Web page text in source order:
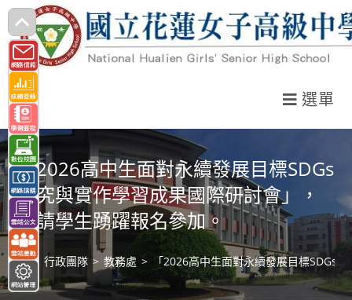
跳
轉
至
主
要
內
容
選單
「2026高中生面對永續發展目標SDGs
探究與實作學習成果國際研討會」，
敬請學生踴躍報名參加。
> 行政團隊 > 教務處 > 「2026高中生面對永續發展目標SDGs